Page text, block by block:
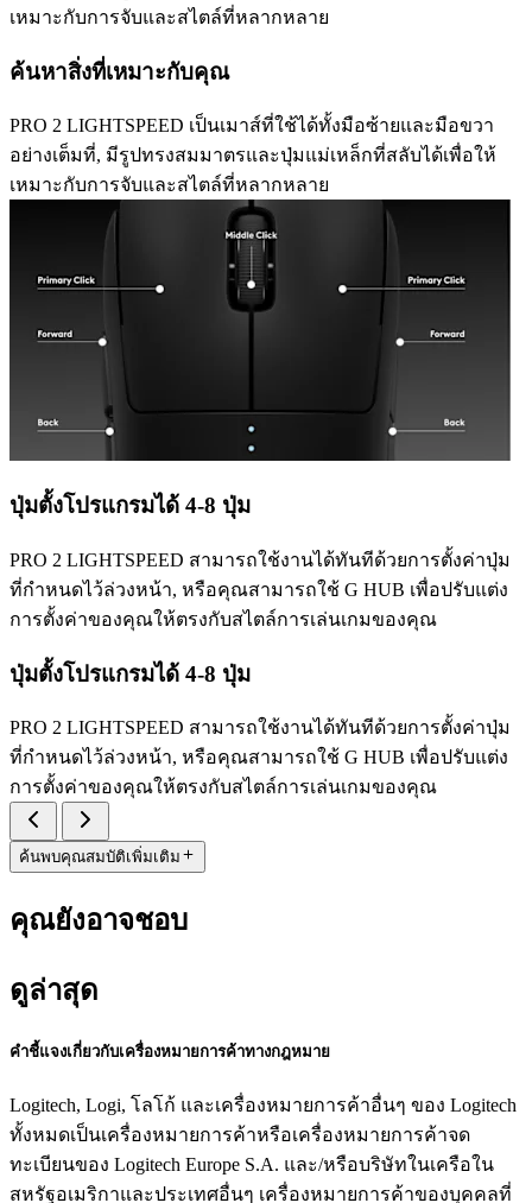
เหมาะกับการจับและสไตล์ที่หลากหลาย
ค้นหาสิ่งที่เหมาะกับคุณ
PRO 2 LIGHTSPEED เป็นเมาส์ที่ใช้ได้ทั้งมือซ้ายและมือขวา
อย่างเต็มที่, มีรูปทรงสมมาตรและปุ่มแม่เหล็กที่สลับได้เพื่อให้
เหมาะกับการจับและสไตล์ที่หลากหลาย
ปุ่มตั้งโปรแกรมได้ 4-8 ปุ่ม
PRO 2 LIGHTSPEED สามารถใช้งานได้ทันทีด้วยการตั้งค่าปุ่ม
ที่กำหนดไว้ล่วงหน้า, หรือคุณสามารถใช้ G HUB เพื่อปรับแต่ง
การตั้งค่าของคุณให้ตรงกับสไตล์การเล่นเกมของคุณ
ปุ่มตั้งโปรแกรมได้ 4-8 ปุ่ม
PRO 2 LIGHTSPEED สามารถใช้งานได้ทันทีด้วยการตั้งค่าปุ่ม
ที่กำหนดไว้ล่วงหน้า, หรือคุณสามารถใช้ G HUB เพื่อปรับแต่ง
การตั้งค่าของคุณให้ตรงกับสไตล์การเล่นเกมของคุณ
ค้นพบคุณสมบัติเพิ่มเติม
คุณยังอาจชอบ
ดูล่าสุด
คำชี้แจงเกี่ยวกับเครื่องหมายการค้าทางกฎหมาย
Logitech, Logi, โลโก้ และเครื่องหมายการค้าอื่นๆ ของ Logitech
ทั้งหมดเป็นเครื่องหมายการค้าหรือเครื่องหมายการค้าจด
ทะเบียนของ Logitech Europe S.A. และ/หรือบริษัทในเครือใน
สหรัฐอเมริกาและประเทศอื่นๆ เครื่องหมายการค้าของบุคคลที่